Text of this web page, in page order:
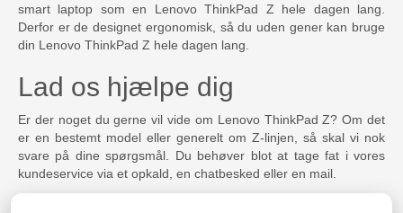
smart laptop som en Lenovo ThinkPad Z hele dagen lang.
Derfor er de designet ergonomisk, så du uden gener kan bruge
din Lenovo ThinkPad Z hele dagen lang.
Lad os hjælpe dig
Er der noget du gerne vil vide om Lenovo ThinkPad Z? Om det
er en bestemt model eller generelt om Z-linjen, så skal vi nok
svare på dine spørgsmål. Du behøver blot at tage fat i vores
kundeservice via et opkald, en chatbesked eller en mail.